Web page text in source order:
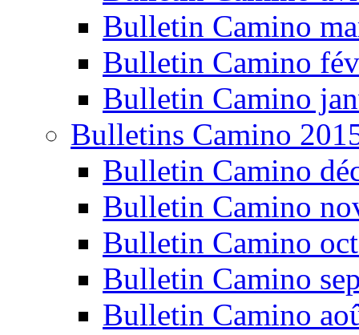
Bulletin Camino
Bulletin Camino
Bulletin Camino
Bulletins Camino
Bulletin Camino
Bulletin Camino
Bulletin Camino
Bulletin Camino
Bulletin Camino